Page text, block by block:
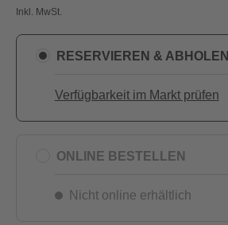
Inkl. MwSt.
RESERVIEREN & ABHOLEN
Verfügbarkeit im Markt prüfen
ONLINE BESTELLEN
Nicht online erhältlich